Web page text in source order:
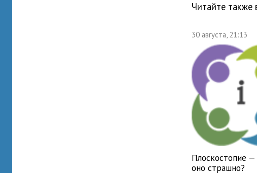
Читайте также
30 августа, 21:13
Плоскостопие —
оно страшно?